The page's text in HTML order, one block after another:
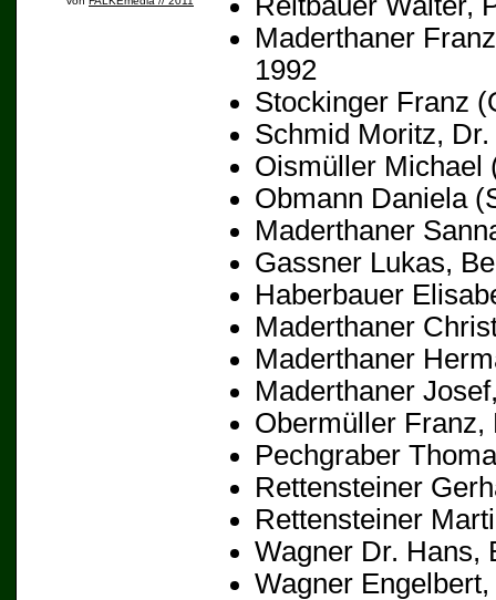
Maderthaner Franz
1992
Stockinger Franz
Schmid Moritz, Dr.
Oismüller Michael
Obmann Daniela
Maderthaner
Gassner Lukas,
Haberbauer
Maderthaner
Maderthaner
Maderthaner Josef
Obermüller Franz,
Pechgraber
Rettensteiner
Rettensteiner
Wagner Dr. Hans,
Wagner Engelbert